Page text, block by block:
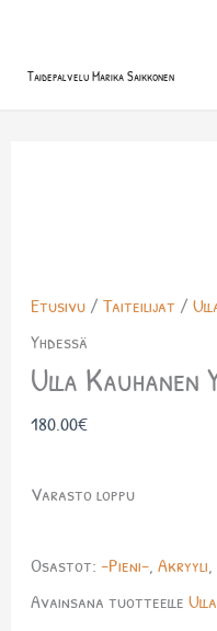
Taidepalvelu Marika Saikkonen
Etusivu/ Taiteilijat /
Yhdessä
Ulla Kauhanen
180.00€
Varasto loppu
Osastot: -Pieni-, Akryyli,
Avainsana tuotteelle